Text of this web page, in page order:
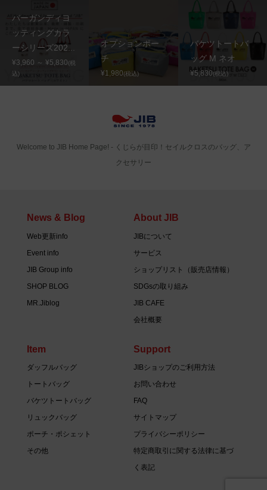
バーガンディヨ
ッティングカラ
ーシリーズ202...
¥3,960 ～ ¥5,830(税
込)
オプションポー
チ
¥1,980(税込)
バケツトートバ
ッグ M ネオ
¥5,830(税込)
Welcome to JIB Home Page! ‐ くじらが目印！セイルクロスのバッグ、ア
クセサリー
News & Blog
Web更新info
Event info
JIB Group info
SHOP BLOG
MR.Jiblog
About JIB
JIBについて
サービス
ショップリスト（販売店情報）
SDGsの取り組み
JIB CAFE
会社概要
Item
ダッフルバッグ
トートバッグ
バケツトートバッグ
リュックバッグ
ポーチ・ポシェット
その他
Support
JIBショップのご利用方法
お問い合わせ
FAQ
サイトマップ
プライバシーポリシー
特定商取引に関する法律に基づ
く表記